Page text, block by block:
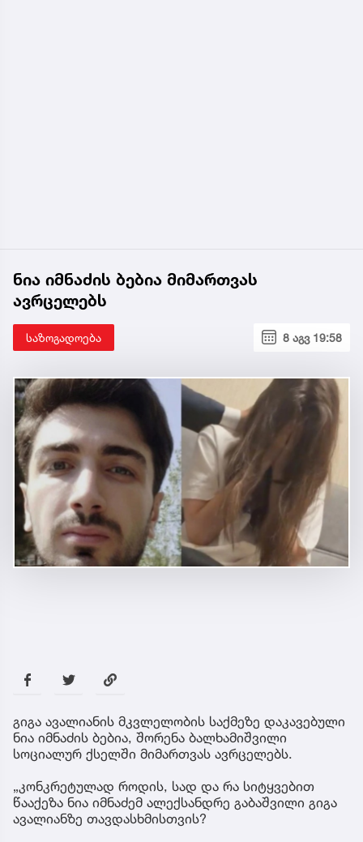
ნია იმნაძის ბებია მიმართვას
ავრცელებს
საზოგადოება 8 აგვ 19:58
გიგა ავალი­ანის მკვლელობის საქმეზე დაკავებული
ნია იმნაძის ბებია, შორენა ბალხამიშვილი
სოციალურ ქსელში მიმართვას ავრცელებს.
„კონკრეტულად როდის, სად და რა სიტყვებით
წააქეზა ნია იმნაძემ ალექსანდრე გაბაშვილი გიგა
ავალიანზე თავდასხმისთვის?